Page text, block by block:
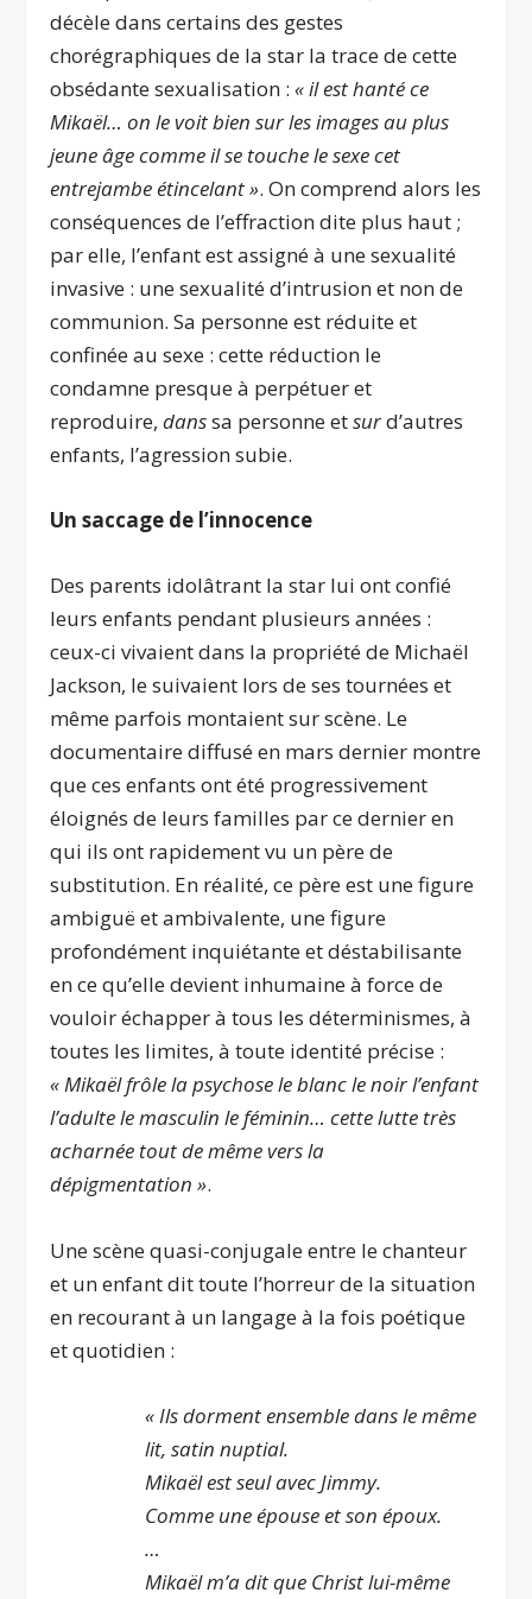
décèle dans certains des gestes
chorégraphiques de la star la trace de cette
obsédante sexualisation :« il est hanté ce
Mikaël… on le voit bien sur les images au plus
jeune âge comme il se touche le sexe cet
entrejambe étincelant ». On comprend alors les
conséquences de l’effraction dite plus haut ;
par elle, l’enfant est assigné à une sexualité
invasive : une sexualité d’intrusion et non de
communion. Sa personne est réduite et
confinée au sexe : cette réduction le
condamne presque à perpétuer et
reproduire,danssa personne etsurd’autres
enfants, l’agression subie.
Un saccage de l’innocence
Des parents idolâtrant la star lui ont confié
leurs enfants pendant plusieurs années :
ceux-ci vivaient dans la propriété de Michaël
Jackson, le suivaient lors de ses tournées et
même parfois montaient sur scène. Le
documentaire diffusé en mars dernier montre
que ces enfants ont été progressivement
éloignés de leurs familles par ce dernier en
qui ils ont rapidement vu un père de
substitution. En réalité, ce père est une figure
ambiguë et ambivalente, une figure
profondément inquiétante et déstabilisante
en ce qu’elle devient inhumaine à force de
vouloir échapper à tous les déterminismes, à
toutes les limites, à toute identité précise :
« Mikaël frôle la psychose le blanc le noir l’enfant
l’adulte le masculin le féminin… cette lutte très
acharnée tout de même vers la
dépigmentation ».
Une scène quasi-conjugale entre le chanteur
et un enfant dit toute l’horreur de la situation
en recourant à un langage à la fois poétique
et quotidien :
« Ils dorment ensemble dans le même
lit, satin nuptial.
Mikaël est seul avec Jimmy.
Comme une épouse et son époux.
…
Mikaël m’a dit que Christ lui-même